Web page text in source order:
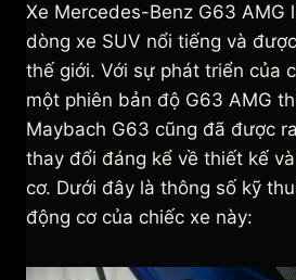
Xe Mercedes-Benz G63 AMG
dòng xe SUV nổi tiếng và
thế giới. Với sự phát triển của
một phiên bản độ G63 AMG
Maybach G63 cũng đã được
thay đổi đáng kể về thiết kế
cơ. Dưới đây là thông số kỹ
động cơ của chiếc xe này: